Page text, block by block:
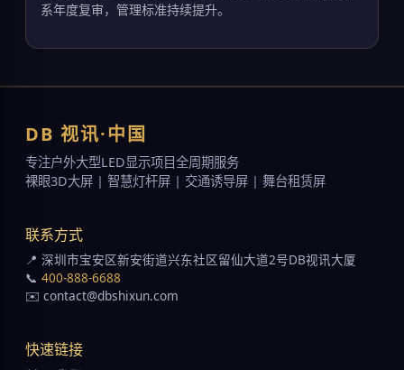
系年度复审，管理标准持续提升。
DB 视讯·中国
专注户外大型LED显示项目全周期服务
裸眼3D大屏 | 智慧灯杆屏 | 交通诱导屏 | 舞台租赁屏
联系方式
📍 深圳市宝安区新安街道兴东社区留仙大道2号DB视讯大厦
📞 400-888-6688
✉️ contact@dbshixun.com
快速链接